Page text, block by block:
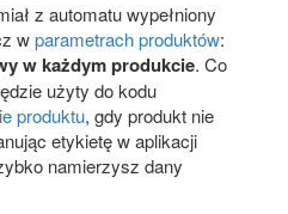
z automatu wypełniony
wparametrach produktów:
w każdym produkcie. Co
użyty do kodu
produktu, gdy produkt nie
etykietę w aplikacji
namierzysz dany